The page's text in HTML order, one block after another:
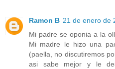
Ramon B 21 de enero de
Mi padre se oponia a la
Mi madre le hizo una
(paella, no discutiremos
asi sabe mejor y le